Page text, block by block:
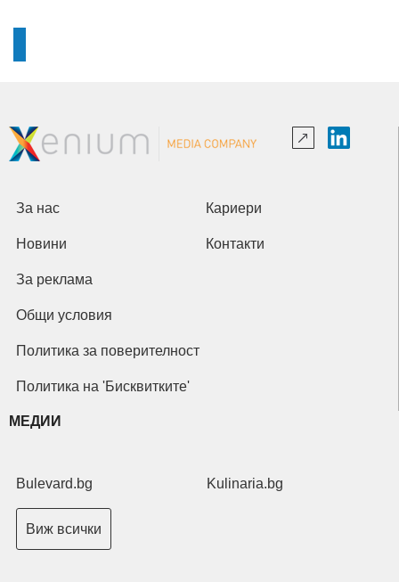
За нас Кариери
Новини Контакти
За реклама
Общи условия
Политика за поверителност
Политика на 'Бисквитките'
МЕДИИ
Bulevard.bg Kulinaria.bg
Виж всички